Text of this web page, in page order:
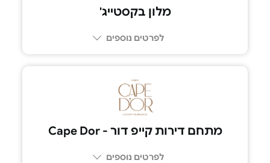
מלון בקסטייג'
לפרטים נוספים
מתחם דירות קייפ דור - Cape Dor
לפרטים נוספים